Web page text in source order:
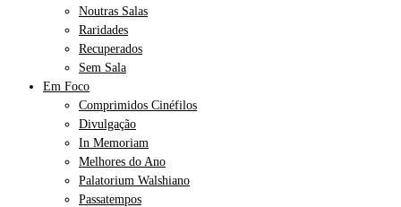
Noutras Salas
Raridades
Recuperados
Sem Sala
Em Foco
Comprimidos Cinéfilos
Divulgação
In Memoriam
Melhores do Ano
Palatorium Walshiano
Passatempos